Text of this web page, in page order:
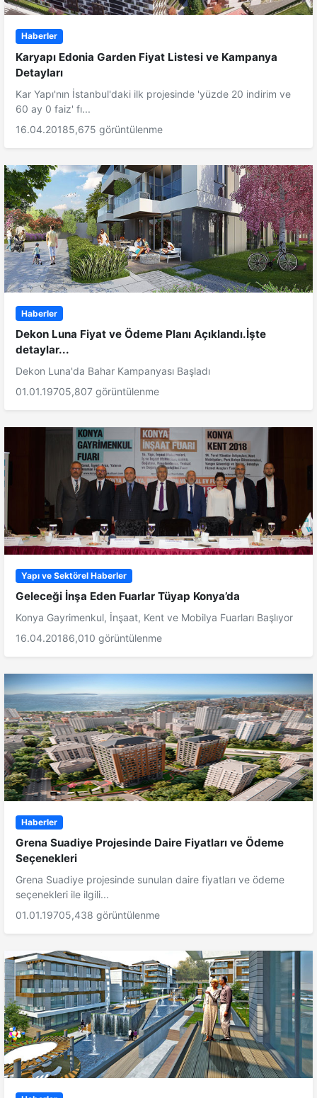
Haberler
Karyapı Edonia Garden Fiyat Listesi ve Kampanya
Detayları
Kar Yapı'nın İstanbul'daki ilk projesinde 'yüzde 20 indirim ve
60 ay 0 faiz' fı...
16.04.20185,675 görüntülenme
Haberler
Dekon Luna Fiyat ve Ödeme Planı Açıklandı.İşte
detaylar...
Dekon Luna'da Bahar Kampanyası Başladı
01.01.19705,807 görüntülenme
Yapı ve Sektörel Haberler
Geleceği İnşa Eden Fuarlar Tüyap Konya’da
Konya Gayrimenkul, İnşaat, Kent ve Mobilya Fuarları Başlıyor
16.04.20186,010 görüntülenme
Haberler
Grena Suadiye Projesinde Daire Fiyatları ve Ödeme
Seçenekleri
Grena Suadiye projesinde sunulan daire fiyatları ve ödeme
seçenekleri ile ilgili...
01.01.19705,438 görüntülenme